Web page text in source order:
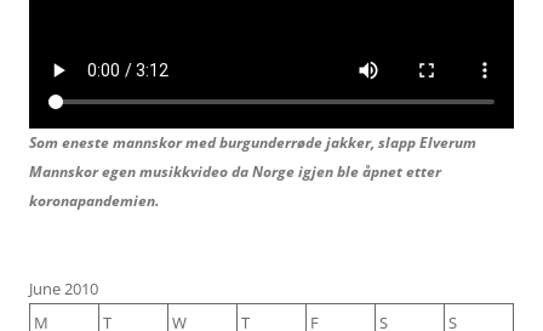
Som eneste mannskor med burgunderrøde jakker, slapp Elverum
Mannskor egen musikkvideo da Norge igjen ble åpnet etter
koronapandemien.
June 2010
M
T W T F S
S